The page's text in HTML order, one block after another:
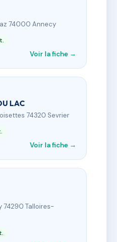
74000 Annecy
Voir la fiche →
LAC
74320 Sevrier
Voir la fiche →
74290 Talloires-